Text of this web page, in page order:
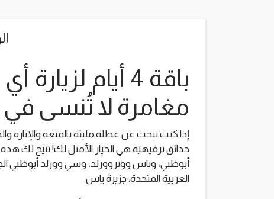
مغامرة لا تُنسى في
حدائق ترفيهية هي الخيار الأمثل لك! تتيح لك هذه
أبوظبي، وياس ووتروورلد، وسي وورلد أبوظبي
العربية المتحدة: جزيرة ياس.